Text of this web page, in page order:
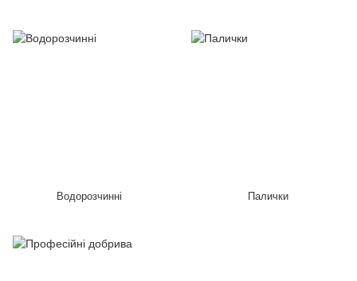
Водорозчинні Палички